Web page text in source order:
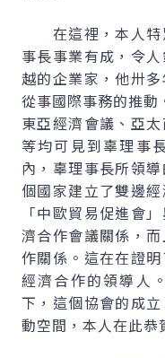
在這裡，本人特
事長事業有成，令
越的企業家，他卅
從事國際事務的推動
東亞經濟會議、亞
等均可見到辜理事
內，辜理事長所領
個國家建立了雙邊
「中歐貿易促進會
濟合作會議關係，
作關係。這在在證
經濟合作的領導人
下，這個協會的成
動空間，本人在此恭